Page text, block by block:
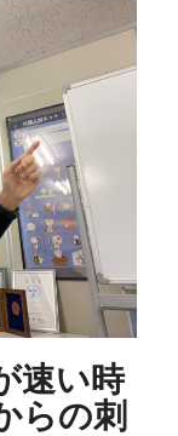
速い時
らの刺